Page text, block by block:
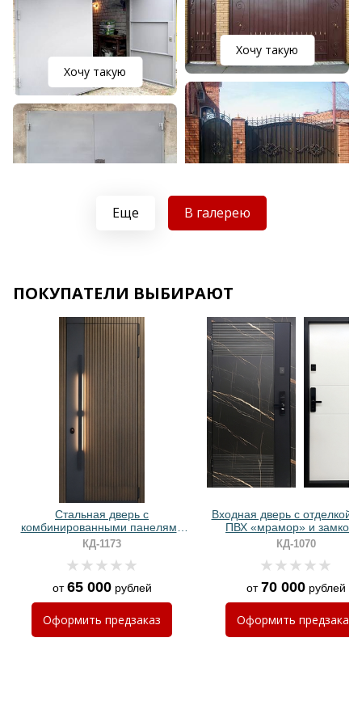
Хочу такую
Хочу такую
Хочу такую
Хочу такую
Хочу такую
Хочу такую
Хочу такую
Еще В галерею
ПОКУПАТЕЛИ ВЫБИРАЮТ
Стальная дверь с
комбинированными панелями
МДФ и ручкой-скобой с
подсветкой
КД-1173
от65 000рублей
Оформить предзаказ
Входная дверь с отделкой
ПВХ «мрамор» и замком
биометрией
КД-1070
от70 000рублей
Оформить предзаказ